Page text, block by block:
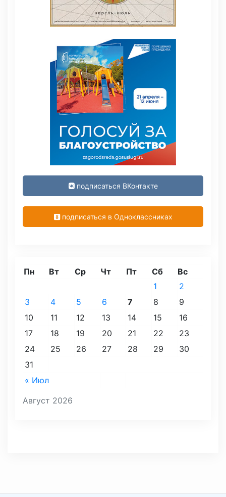
подписаться ВКонтакте
подписаться в Одноклассниках
Август 2026
Пн Вт Ср Чт Пт Сб Вс
« Июл
1
2
3
4 5 6 7 8
9
10
11 12 13 14 15
16
17
18 19 20 21 22
23
24
25 26 27 28 29
30
31